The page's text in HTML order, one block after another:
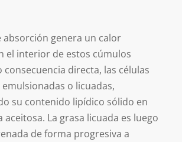
absorción genera un calor
el interior de estos cúmulos
consecuencia directa, las células
o licuadas,
su contenido lipídico sólido en
aceitosa. La grasa licuada es luego
de forma progresiva a